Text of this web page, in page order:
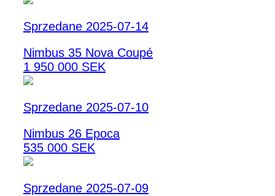
Sprzedane 2025-07-14
Nimbus 35 Nova Coupé
1 950 000 SEK
Sprzedane 2025-07-10
Nimbus 26 Epoca
535 000 SEK
Sprzedane 2025-07-09